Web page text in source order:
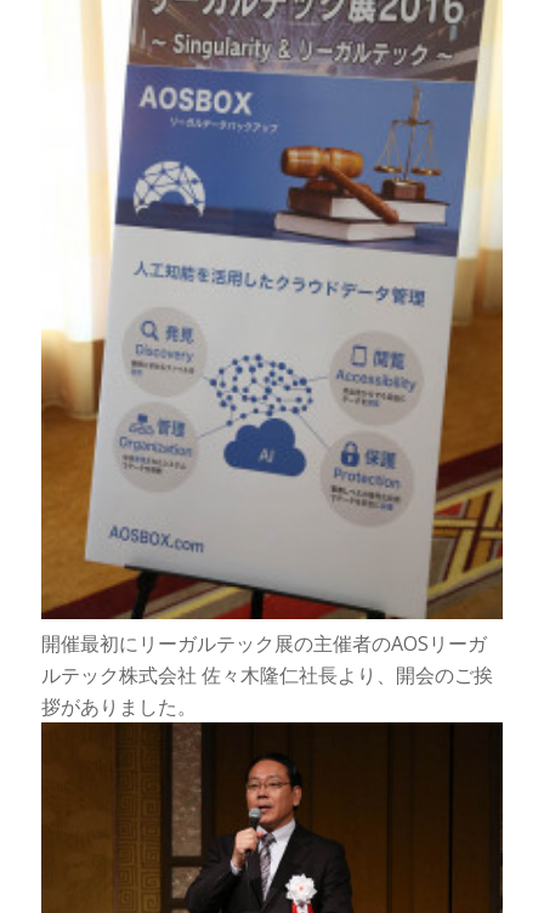
開催最初にリーガルテック展の主催者のAOSリーガ
ルテック株式会社 佐々木隆仁社長より、開会のご挨
拶がありました。